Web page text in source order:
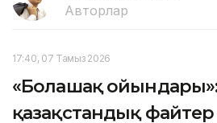
Авторлар
17:40, 07 Тамыз 2026
«Болашақ
қазақстандық файтер